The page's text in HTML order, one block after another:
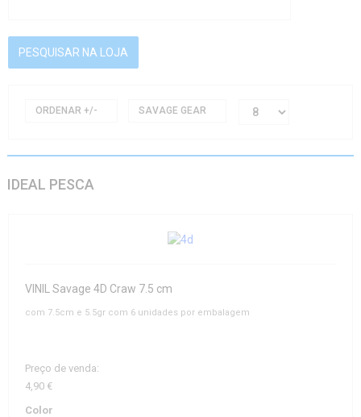
ORDENAR +/- SAVAGE GEAR
IDEAL PESCA
VINIL Savage 4D Craw 7.5 cm
com 7.5cm e 5.5gr com 6 unidades por embalagem
Preço de venda:
4,90 €
Color